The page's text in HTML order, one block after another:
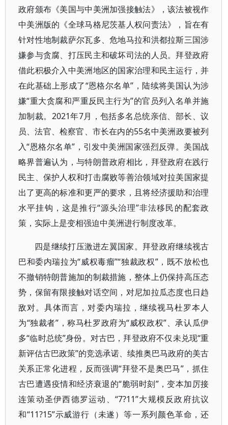
政府颁布《美国与中美洲加强接触法》，该法被视作
中美洲版的《全球马格尼茨基人权问责法》，旨在有
针对性地制裁萨尔瓦多、危地马拉和洪都拉斯三国涉
嫌参与贪腐、打压民主和破坏司法的人员。拜登政府
借此积极介入中美洲地区的国家治理和民主运行，并
在此基础上形成了“恩格尔名单”，陆续将美国认为涉
嫌“重大贪腐和严重反民主行为”的官员列入名单并施
加制裁。2021年7月，包括多名总统亲信、部长、议
员、法官、检察官、市长在内的55名中美洲政要被列
入“恩格尔名单”，引发中美洲国家强烈反弹。美国战
略界普遍认为，与特朗普政府相比，拜登政府在践行
民主、保护人权和打击腐败等善治领域对拉美国家提
出了更高的标准和更严的要求，且将经济援助和治理
水平挂钩，这是推行“源头治理”非法移民的配套政
策，实际上是变相强迫中美洲进行制度改革。
四是继续打压激进左翼国家。拜登政府继续视古
巴和委内瑞拉为“威权毒瘤”“独裁政权”，既不放松也
不撤销特朗普施加的制裁措施，整体上仍保持高压态
势，保留有限接触对话空间，对尼加拉瓜态度也日趋
敌对。具体而言，对委内瑞拉，继续视马杜罗本人
为“独裁者”，称马杜罗政府为“威权政权”、承认瓜伊
多“临时总统”身份。对古巴，拜登政府不仅未兑现“重
新评估古巴政策”的竞选承诺、续推奥巴马政府的美古
关系正常化进程，反而强调“拜登不是奥巴马”，抓住
古巴遭遇疫情和经济衰退的“脆弱时刻”，变本加厉接
连策动圣伊西德罗运动、“7?11”大规模反政府抗议
和“11?15”示威游行（未遂）等一系列颜色革命，还